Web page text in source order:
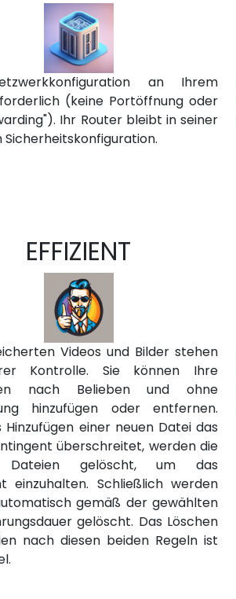
an Ihrem
(keine Portöffnung oder
Ihr Router bleibt in seiner
EFFIZIENT
Videos und Bilder stehen
Kontrolle. Sie können Ihre
nach Belieben und ohne
hinzufügen oder entfernen.
Hinzufügen einer neuen Datei das
überschreitet, werden die
Dateien gelöscht, um das
einzuhalten. Schließlich werden
gemäß der gewählten
gelöscht. Das Löschen
nach diesen beiden Regeln ist